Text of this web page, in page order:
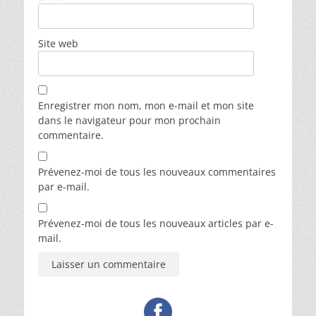
Site web
Enregistrer mon nom, mon e-mail et mon site
dans le navigateur pour mon prochain
commentaire.
Prévenez-moi de tous les nouveaux commentaires
par e-mail.
Prévenez-moi de tous les nouveaux articles par e-
mail.